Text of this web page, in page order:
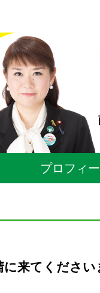
プロフィ
に来てください